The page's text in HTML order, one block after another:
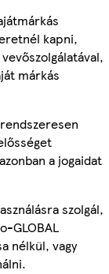
kapni,
márkás
a jogaidat
szolgál,
GLOBAL
nélkül, vagy